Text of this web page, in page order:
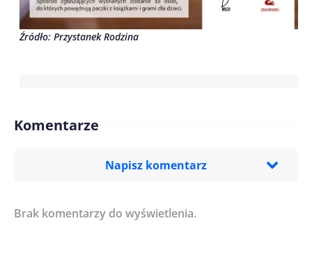
Źródło: Przystanek Rodzina
Komentarze
Napisz komentarz
Imię/ Nick*
Brak komentarzy do wyświetlenia.